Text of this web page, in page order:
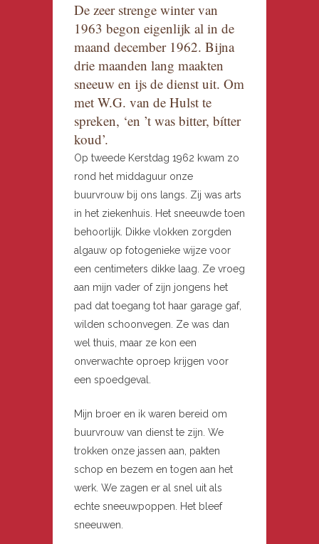
De zeer strenge winter van
1963 begon eigenlijk al in de
maand december 1962. Bijna
drie maanden lang maakten
sneeuw en ijs de dienst uit. Om
met W.G. van de Hulst te
spreken, ‘en ’t was bitter, bítter
koud’.
Op tweede Kerstdag 1962 kwam zo
rond het middaguur onze
buurvrouw bij ons langs. Zij was arts
in het ziekenhuis. Het sneeuwde toen
behoorlijk. Dikke vlokken zorgden
algauw op fotogenieke wijze voor
een centimeters dikke laag. Ze vroeg
aan mijn vader of zijn jongens het
pad dat toegang tot haar garage gaf,
wilden schoonvegen. Ze was dan
wel thuis, maar ze kon een
onverwachte oproep krijgen voor
een spoedgeval.
Mijn broer en ik waren bereid om
buurvrouw van dienst te zijn. We
trokken onze jassen aan, pakten
schop en bezem en togen aan het
werk. We zagen er al snel uit als
echte sneeuwpoppen. Het bleef
sneeuwen.